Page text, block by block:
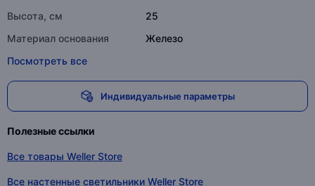
Высота, см
25
Материал основания
Железо
Посмотреть все
Индивидуальные параметры
Полезные ссылки
Все товары Weller Store
Все настенные светильники Weller Store